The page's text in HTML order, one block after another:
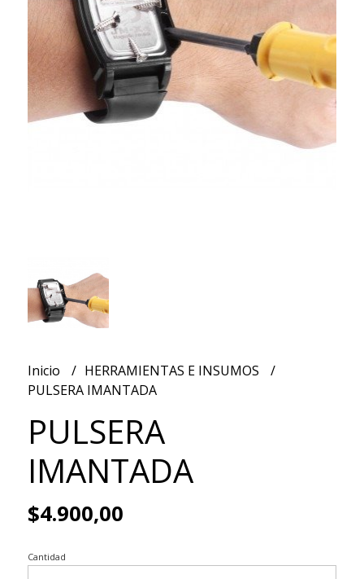
Inicio
HERRAMIENTAS E INSUMOS
PULSERA IMANTADA
PULSERA
IMANTADA
$4.900,00
Cantidad